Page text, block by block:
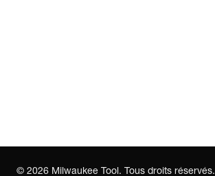
© 2026 Milwaukee Tool. Tous droits réservés.